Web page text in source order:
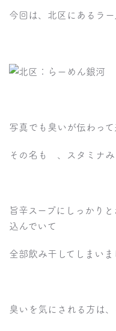
今回は、北区にあるラ
写真でも臭いが伝わって
その名も 、スタミナみ
旨辛スープにしっかり
込んでいて
全部飲み干してしまいま
臭いを気にされる方は